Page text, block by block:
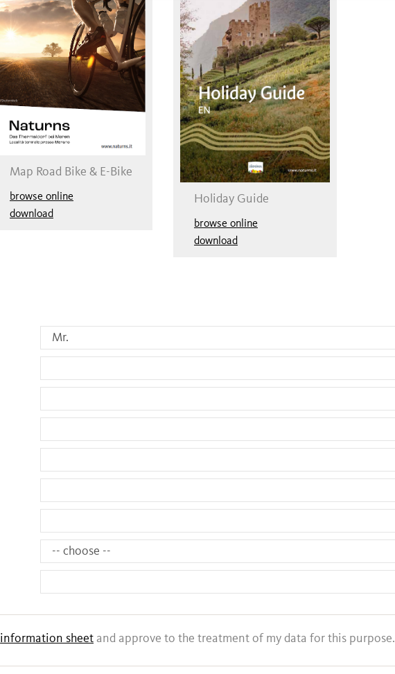
Map Road Bike & E-Bike
browse online
download
Holiday Guide
browse online
download
information sheet and approve to the treatment of my data for this purpose.